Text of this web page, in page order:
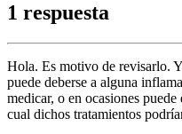
1 respuesta
Hola. Es motivo de revisarlo.
puede deberse a alguna
medicar, o en ocasiones
cual dichos tratamientos